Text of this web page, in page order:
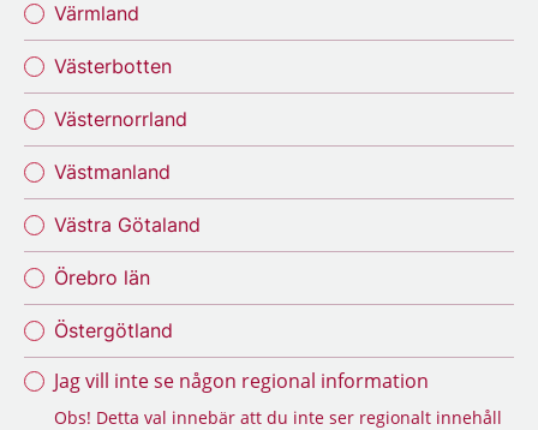
Värmland
Västerbotten
Västernorrland
Västmanland
Västra Götaland
Örebro län
Östergötland
Jag vill inte se någon regional information
Obs! Detta val innebär att du inte ser regionalt innehåll